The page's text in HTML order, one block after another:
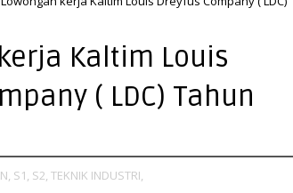
Kaltim Louis
( LDC) Tahun
S1, S2, TEKNIK INDUSTRI,